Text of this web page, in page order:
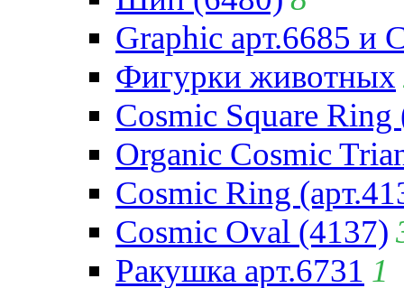
Graphic арт.6685 и
Фигурки животных
Cosmic Square Ring
Organic Cosmic
Cosmic Ring
Cosmic Oval (4137)
Ракушка арт.6731 1